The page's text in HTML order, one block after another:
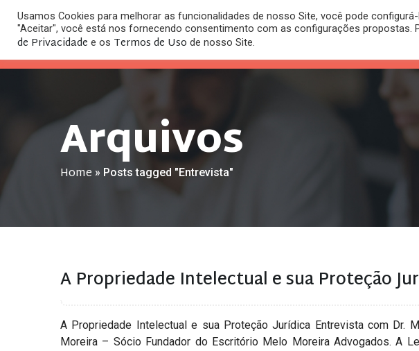
HOME O PLANO
Arquivos
Home » Posts tagged "Entrevista"
A Propriedade Intelectual e sua Proteção
A Propriedade Intelectual e sua Proteção Jurídica Entrevista com Dr.
Moreira – Sócio Fundador do Escritório Melo Moreira Advogados. A
Usamos Cookies para melhorar as funcionalidades de nosso Site, você pode
"Aceitar", você está nos fornecendo consentimento com as configurações propostas.
de Privacidade e os Termos de Uso de nosso Site.